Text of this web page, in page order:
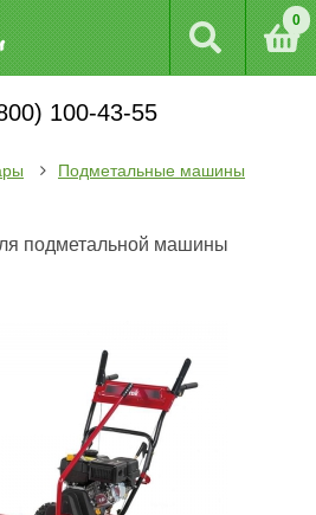
0
100-43-55
Подметальные машины
подметальной машины